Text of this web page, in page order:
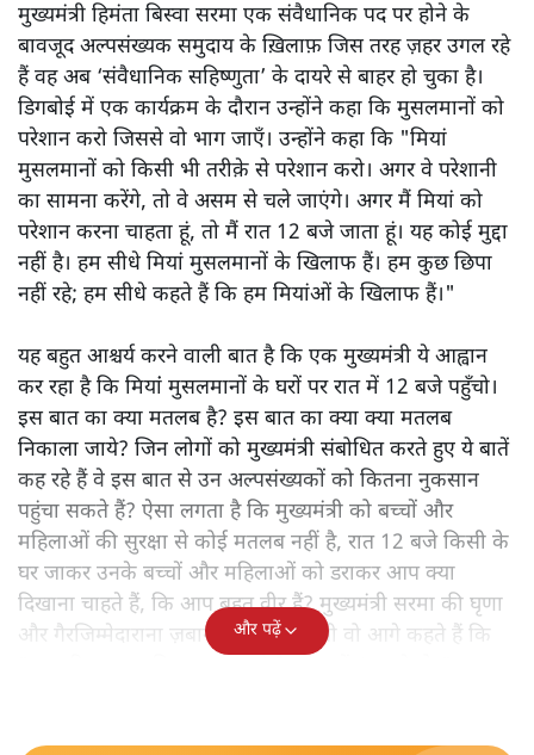
मुख्यमंत्री हिमंता बिस्वा सरमा एक संवैधानिक पद पर होने के
बावजूद अल्पसंख्यक समुदाय के ख़िलाफ़ जिस तरह ज़हर उगल रहे
हैं वह अब ‘संवैधानिक सहिष्णुता’ के दायरे से बाहर हो चुका है।
डिगबोई में एक कार्यक्रम के दौरान उन्होंने कहा कि मुसलमानों को
परेशान करो जिससे वो भाग जाएँ। उन्होंने कहा कि "मियां
मुसलमानों को किसी भी तरीक़े से परेशान करो। अगर वे परेशानी
का सामना करेंगे, तो वे असम से चले जाएंगे। अगर मैं मियां को
परेशान करना चाहता हूं, तो मैं रात 12 बजे जाता हूं। यह कोई मुद्दा
नहीं है। हम सीधे मियां मुसलमानों के खिलाफ हैं। हम कुछ छिपा
नहीं रहे; हम सीधे कहते हैं कि हम मियांओं के खिलाफ हैं।"
यह बहुत आश्चर्य करने वाली बात है कि एक मुख्यमंत्री ये आह्वान
कर रहा है कि मियांं मुसलमानों के घरों पर रात में 12 बजे पहुँचो।
इस बात का क्या मतलब है? इस बात का क्या क्या मतलब
निकाला जाये? जिन लोगों को मुख्यमंत्री संबोधित करते हुए ये बातें
कह रहे हैं वे इस बात से उन अल्पसंख्यकों को कितना नुकसान
पहुंचा सकते हैं? ऐसा लगता है कि मुख्यमंत्री को बच्चों और
महिलाओं की सुरक्षा से कोई मतलब नहीं है, रात 12 बजे किसी के
घर जाकर उनके बच्चों और महिलाओं को डराकर आप क्या
दिखाना चाहते हैं, कि आप बहुत वीर हैं? मुख्यमंत्री सरमा की घृणा
और गैरजिम्मेदाराना ज़बान यहीं नहीं रुकती वो आगे कहते हैं कि
और पढ़ें